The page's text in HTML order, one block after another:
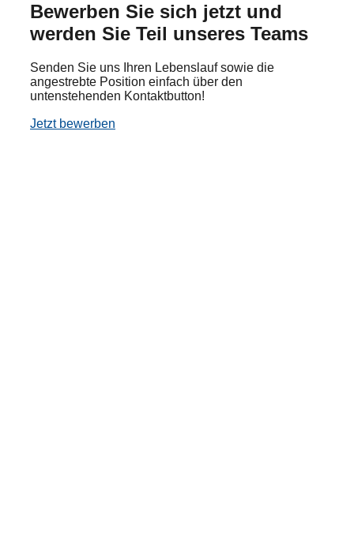
Bewerben Sie sich jetzt und
werden Sie Teil unseres Teams
Senden Sie uns Ihren Lebenslauf sowie die
angestrebte Position einfach über den
untenstehenden Kontaktbutton!
Jetzt bewerben